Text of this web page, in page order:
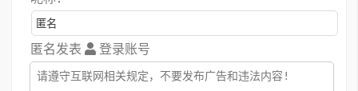
匿名发表 登录账号